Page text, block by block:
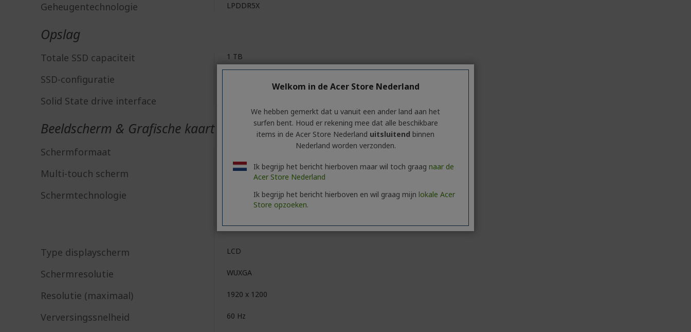
Geheugentechnologie LPDDR5X
Opslag
Totale SSD capaciteit 1 TB
SSD-configuratie
Solid State drive interface
Beeldscherm & Grafische kaart
Schermformaat
Multi-touch scherm
Schermtechnologie
ComfyView (mat)
In-plane Switching (IPS) technologie
Type displayscherm LCD
Schermresolutie WUXGA
Resolutie (maximaal) 1920 x 1200
Verversingssnelheid 60 Hz
Welkom in de Acer Store Nederland
We hebben gemerkt dat u vanuit een ander land aan het
surfen bent. Houd er rekening mee dat alle beschikbare
items in de Acer Store Nederland uitsluitend binnen
Nederland worden verzonden.
Ik begrijp het bericht hierboven maar wil toch graag naar de
Acer Store Nederland
Ik begrijp het bericht hierboven en wil graag mijn lokale Acer
Store opzoeken.